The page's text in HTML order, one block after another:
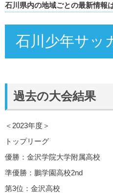
石川県内の地域ごとの最新情報
石川少年サッ
過去の大会結果
＜2023年度＞
トップリーグ
優勝：金沢学院大学附属高校
準優勝：鵬学園高校2nd
第3位：金沢高校